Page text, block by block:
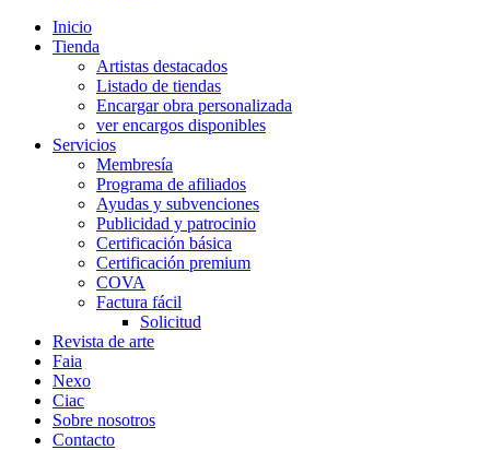
Inicio
Tienda
Artistas destacados
Listado de tiendas
Encargar obra personalizada
ver encargos disponibles
Servicios
Membresía
Programa de afiliados
Ayudas y subvenciones
Publicidad y patrocinio
Certificación básica
Certificación premium
COVA
Factura fácil
Solicitud
Revista de arte
Faia
Nexo
Ciac
Sobre nosotros
Contacto